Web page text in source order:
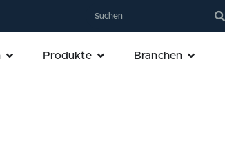
Produkte Branchen